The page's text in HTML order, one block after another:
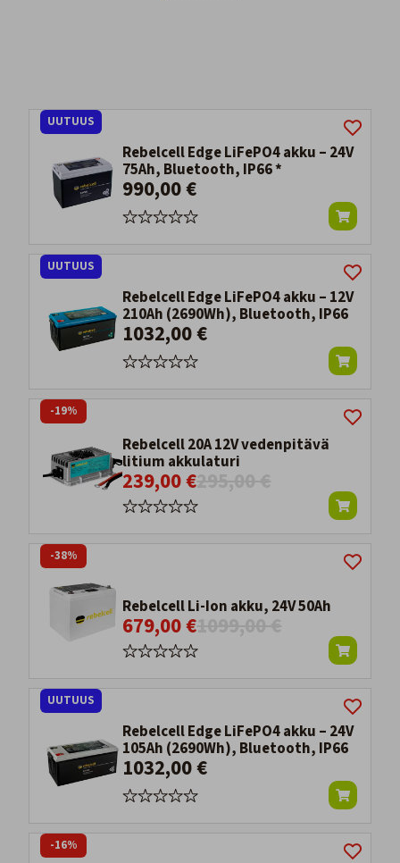
Rebelcell Edge LiFePO4 akku – 24V
75Ah, Bluetooth, IP66 *
990,00 €
UUTUUS
Rebelcell Edge LiFePO4 akku – 12V
210Ah (2690Wh), Bluetooth, IP66
1032,00 €
UUTUUS
Rebelcell 20A 12V vedenpitävä
litium akkulaturi
239,00 €
-19%
Rebelcell Li-Ion akku, 24V 50Ah
679,00 €
-38%
Rebelcell Edge LiFePO4 akku – 24V
105Ah (2690Wh), Bluetooth, IP66
1032,00 €
UUTUUS
-16%